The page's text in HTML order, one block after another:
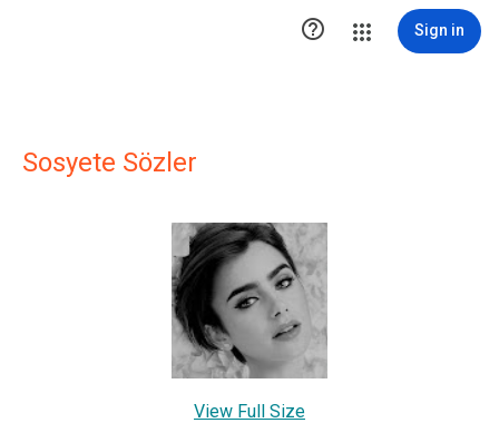
 Sign in
Sosyete Sözler
View Full Size